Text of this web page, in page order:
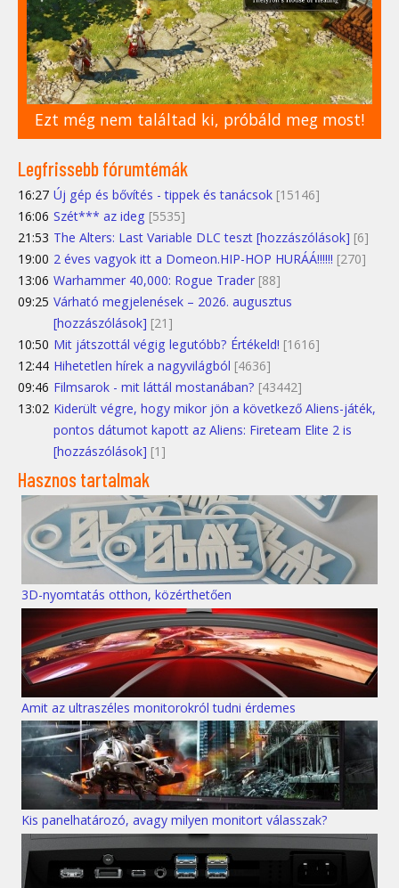
Ezt még nem találtad ki, próbáld meg most!
Legfrissebb fórumtémák
16:27 Új gép és bővítés - tippek és tanácsok [15146]
16:06 Szét*** az ideg [5535]
21:53 The Alters: Last Variable DLC teszt [hozzászólások] [6]
19:00 2 éves vagyok itt a Domeon.HIP-HOP HURÁÁ!!!!!! [270]
13:06 Warhammer 40,000: Rogue Trader [88]
09:25 Várható megjelenések – 2026. augusztus
[hozzászólások] [21]
10:50 Mit játszottál végig legutóbb? Értékeld! [1616]
12:44 Hihetetlen hírek a nagyvilágból [4636]
09:46 Filmsarok - mit láttál mostanában? [43442]
13:02 Kiderült végre, hogy mikor jön a következő Aliens-játék,
pontos dátumot kapott az Aliens: Fireteam Elite 2 is
[hozzászólások] [1]
Hasznos tartalmak
3D-nyomtatás otthon, közérthetően
Amit az ultraszéles monitorokról tudni érdemes
Kis panelhatározó, avagy milyen monitort válasszak?